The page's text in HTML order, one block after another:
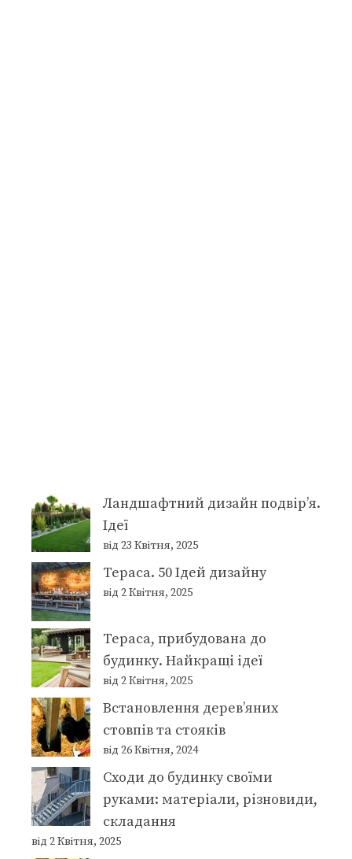
Ландшафтний дизайн подвір’я.
Ідеї
від 23 Квітня, 2025
Тераса. 50 Ідей дизайну
від 2 Квітня, 2025
Тераса, прибудована до
будинку. Найкращі ідеї
від 2 Квітня, 2025
Встановлення дерев’яних
стовпів та стояків
від 26 Квітня, 2024
Сходи до будинку своїми
руками: матеріали, різновиди,
складання
від 2 Квітня, 2025